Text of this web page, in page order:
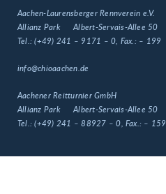
Aachen-Laurensberger Rennverein e.V.
Allianz Park
Albert-Servais-Allee 50
Tel.:(+49) 241 – 9171 – 0 , Fax.: – 199
info@chioaachen.de
Aachener Reitturnier GmbH
Allianz Park
Albert-Servais-Allee 50
Tel.:(+49) 241 – 88927 – 0 , Fax.: – 159